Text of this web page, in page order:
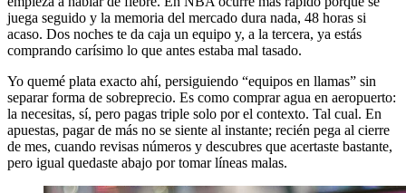
juega seguido y la memoria del mercado dura nada, 48 horas si
acaso. Dos noches te da caja un equipo y, a la tercera, ya estás
comprando carísimo lo que antes estaba mal tasado.
Yo quemé plata exacto ahí, persiguiendo “equipos en llamas” sin
separar forma de sobreprecio. Es como comprar agua en aeropuerto:
la necesitas, sí, pero pagas triple solo por el contexto. Tal cual. En
apuestas, pagar de más no se siente al instante; recién pega al cierre
de mes, cuando revisas números y descubres que acertaste bastante,
pero igual quedaste abajo por tomar líneas malas.